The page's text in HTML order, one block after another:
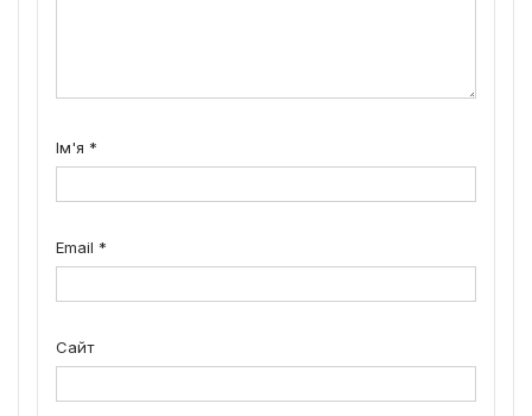
Ім'я *
Email *
Сайт